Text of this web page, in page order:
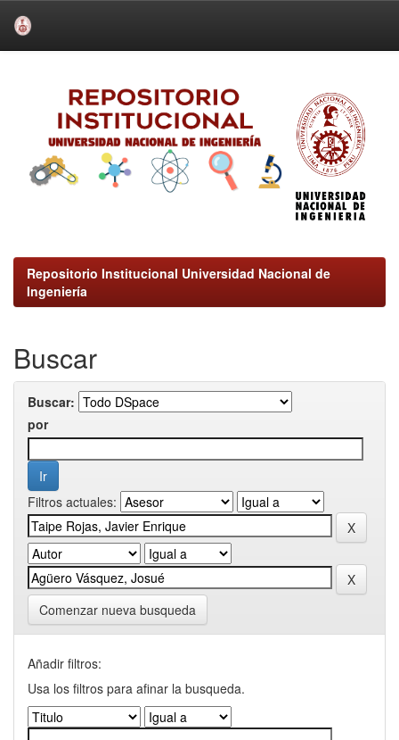
Repositorio Institucional Universidad Nacional de
Ingeniería
Buscar
Buscar:
por
Filtros actuales:
Comenzar nueva busqueda
Añadir filtros:
Usa los filtros para afinar la busqueda.